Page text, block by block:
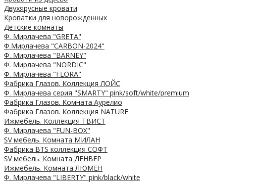
Двухярусные кровати
Кроватки для новорожденных
Детские комнаты
Ф. Мирлачева "GRETA"
Ф.Мирлачева "CARBON-2024"
Ф. Мирлачева "BARNEY"
Ф. Мирлачева "NORDIC"
Ф. Мирлачева "FLORA"
Фабрика Глазов. Коллекция ЛОЙС
Ф. Мирлачева серия "SMARTY" pink/soft/white/premium
Фабрика Глазов. Комната Аурелио
Фабрика Глазов. Коллекция NATURE
Ижмебель. Коллекция ТВИСТ
Ф. Мирлачева "FUN-BOX"
SV мебель. Комната МИЛАН
Фабрика BTS коллекция СОФТ
SV мебель. Комната ДЕНВЕР
Ижмебель. Комната ЛЮМЕН
Ф. Мирлачева "LIBERTY" pink/black/white